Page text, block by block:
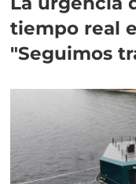
tiempo real
"Seguimos